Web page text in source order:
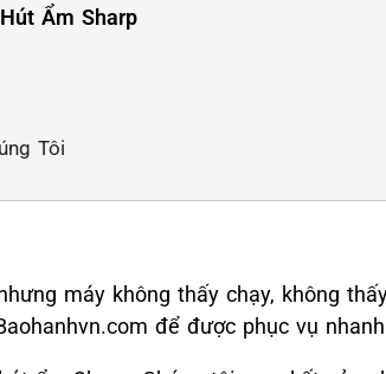
Ẩm Sharp
Tôi
máy không thấy chạy, không
để được phục vụ